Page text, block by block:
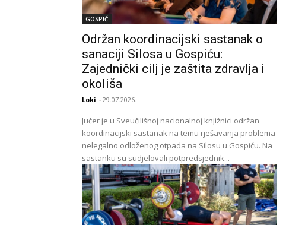
GOSPIĆ
Održan koordinacijski sastanak o
sanaciji Silosa u Gospiću:
Zajednički cilj je zaštita zdravlja i
okoliša
Loki - 29.07.2026.
Jučer je u Sveučilišnoj nacionalnoj knjižnici održan
koordinacijski sastanak na temu rješavanja problema
nelegalno odloženog otpada na Silosu u Gospiću. Na
sastanku su sudjelovali potpredsjednik...